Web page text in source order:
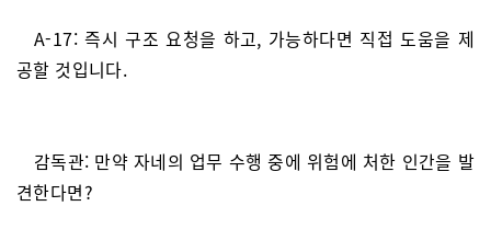
A-17: 즉시 구조 요청을 하고, 가능하다면 직접 도움을 제
공할 것입니다.
감독관: 만약 자네의 업무 수행 중에 위험에 처한 인간을 발
견한다면?